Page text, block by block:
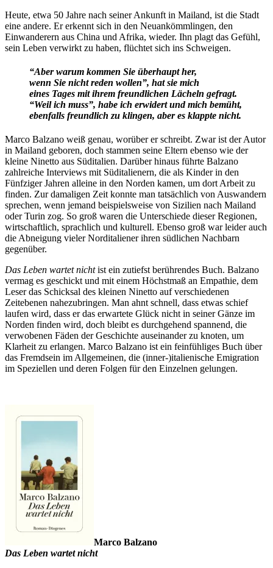
Heute, etwa 50 Jahre nach seiner Ankunft in Mailand, ist die Stadt
eine andere. Er erkennt sich in den Neuankömmlingen, den
Einwanderern aus China und Afrika, wieder. Ihn plagt das Gefühl,
sein Leben verwirkt zu haben, flüchtet sich ins Schweigen.
“Aber warum kommen Sie überhaupt her,
wenn Sie nicht reden wollen”, hat sie mich
eines Tages mit ihrem freundlichen Lächeln gefragt.
“Weil ich muss”, habe ich erwidert und mich bemüht,
ebenfalls freundlich zu klingen, aber es klappte nicht.
Marco Balzano weiß genau, worüber er schreibt. Zwar ist der Autor
in Mailand geboren, doch stammen seine Eltern ebenso wie der
kleine Ninetto aus Süditalien. Darüber hinaus führte Balzano
zahlreiche Interviews mit Süditalienern, die als Kinder in den
Fünfziger Jahren alleine in den Norden kamen, um dort Arbeit zu
finden. Zur damaligen Zeit konnte man tatsächlich von Auswandern
sprechen, wenn jemand beispielsweise von Sizilien nach Mailand
oder Turin zog. So groß waren die Unterschiede dieser Regionen,
wirtschaftlich, sprachlich und kulturell. Ebenso groß war leider auch
die Abneigung vieler Norditaliener ihren südlichen Nachbarn
gegenüber.
Das Leben wartet nichtist ein zutiefst berührendes Buch. Balzano
vermag es geschickt und mit einem Höchstmaß an Empathie, dem
Leser das Schicksal des kleinen Ninetto auf verschiedenen
Zeitebenen nahezubringen. Man ahnt schnell, dass etwas schief
laufen wird, dass er das erwartete Glück nicht in seiner Gänze im
Norden finden wird, doch bleibt es durchgehend spannend, die
verwobenen Fäden der Geschichte auseinander zu knoten, um
Klarheit zu erlangen. Marco Balzano ist ein feinfühliges Buch über
das Fremdsein im Allgemeinen, die (inner-)italienische Emigration
im Speziellen und deren Folgen für den Einzelnen gelungen.
Marco Balzano
Das Leben wartet nicht